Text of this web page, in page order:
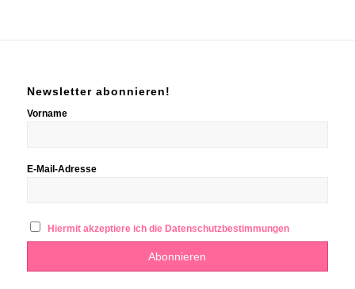
Newsletter abonnieren!
Vorname
E-Mail-Adresse
Hiermit akzeptiere ich die Datenschutzbestimmungen